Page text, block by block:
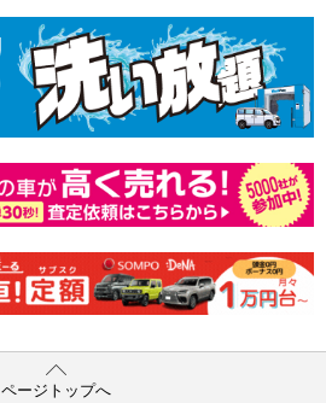
ページトップへ